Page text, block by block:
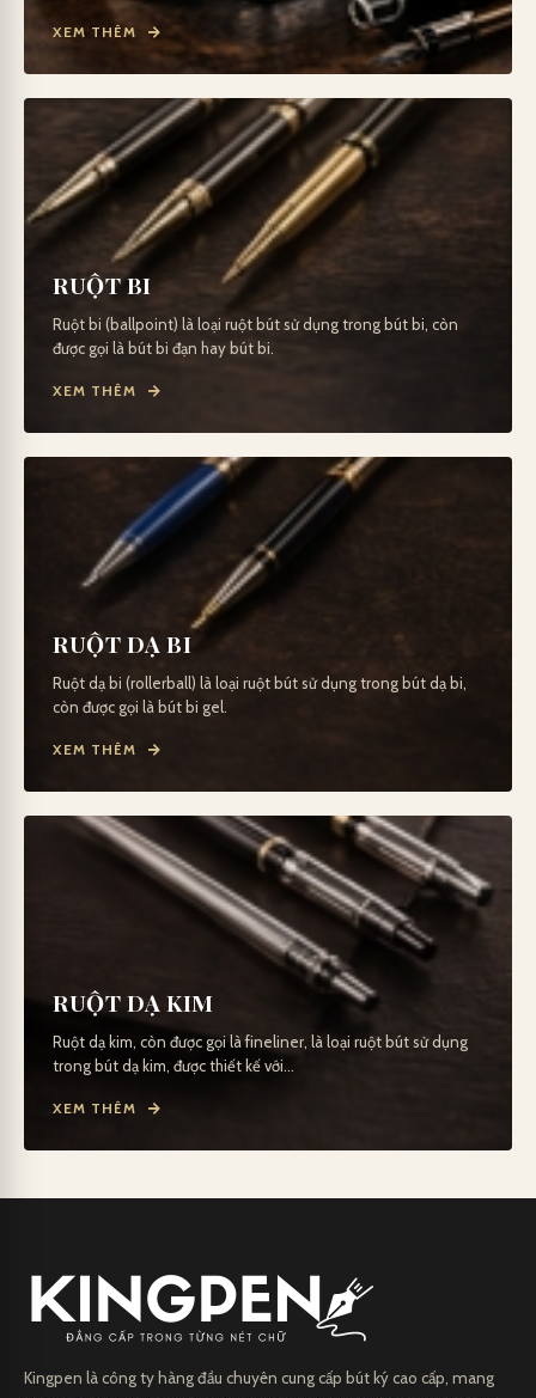
XEM THÊM
RUỘT BI
Ruột bi (ballpoint) là loại ruột bút sử dụng trong bút bi, còn
được gọi là bút bi đạn hay bút bi.
XEM THÊM
RUỘT DẠ BI
Ruột dạ bi (rollerball) là loại ruột bút sử dụng trong bút dạ bi,
còn được gọi là bút bi gel.
XEM THÊM
RUỘT DẠ KIM
Ruột dạ kim, còn được gọi là fineliner, là loại ruột bút sử dụng
trong bút dạ kim, được thiết kế với...
XEM THÊM
Kingpen là công ty hàng đầu chuyên cung cấp bút ký cao cấp, mang